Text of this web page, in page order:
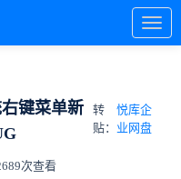
键菜单新
转
贴：
悦库企
业网盘
次查看